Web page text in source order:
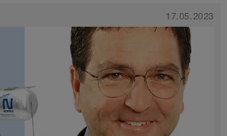
17.05.2023